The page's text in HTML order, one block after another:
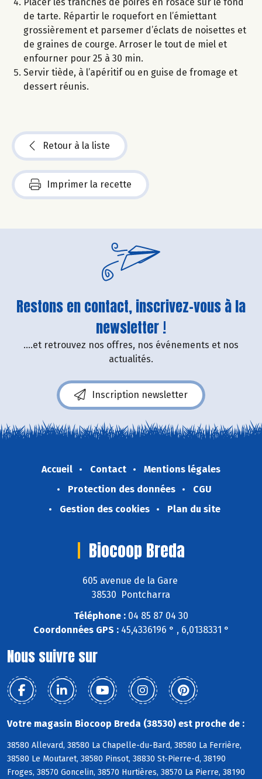
de tarte. Répartir le roquefort en l’émiettant
grossièrement et parsemer d’éclats de noisettes et
de graines de courge. Arroser le tout de miel et
enfourner pour 25 à 30 min.
Servir tiède, à l’apéritif ou en guise de fromage et
dessert réunis.
Retour à la liste
Imprimer la recette
Restons en contact, inscrivez-vous à la
newsletter !
....et retrouvez nos offres, nos événements et nos
actualités.
Inscription newsletter
Accueil Contact
Mentions légales
Protection des données
CGU
Gestion des cookies
Plan du site
Biocoop Breda
605 avenue de la Gare
38530 Pontcharra
Téléphone : 04 85 87 04 30
Coordonnées GPS :45,4336196 ° , 6,0138331 °
Nous suivre sur
Votre magasin Biocoop Breda (38530) est proche de :
38580 Allevard, 38580 La Chapelle-du-Bard, 38580 La Ferrière,
38580 Le Moutaret, 38580 Pinsot, 38830 St-Pierre-d, 38190
Froges, 38570 Goncelin, 38570 Hurtières, 38570 La Pierre, 38190